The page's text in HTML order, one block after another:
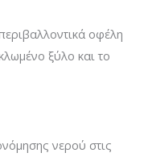
οφέλη
ξύλο και το
νερού στις